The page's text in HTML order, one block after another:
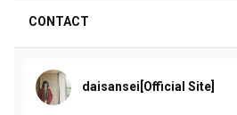
CONTACT
daisansei[Official Site]